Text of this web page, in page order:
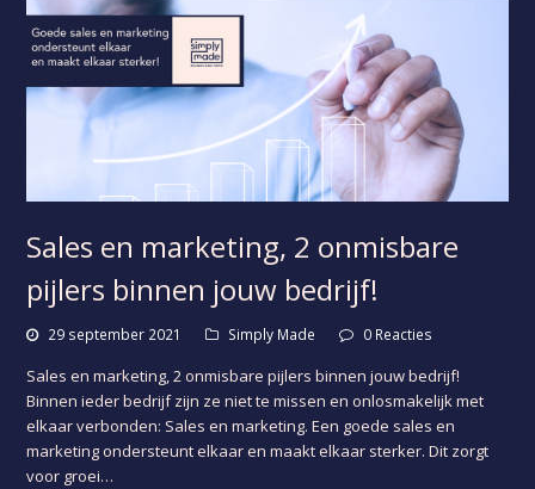
Sales en marketing, 2 onmisbare
pijlers binnen jouw bedrijf!
29 september 2021 Simply Made 0 Reacties
Sales en marketing, 2 onmisbare pijlers binnen jouw bedrijf!
Binnen ieder bedrijf zijn ze niet te missen en onlosmakelijk met
elkaar verbonden: Sales en marketing. Een goede sales en
marketing ondersteunt elkaar en maakt elkaar sterker. Dit zorgt
voor groei…